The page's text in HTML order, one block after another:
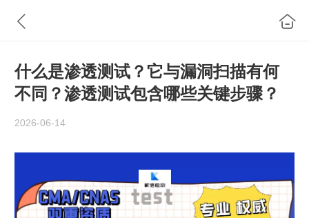
什么是渗透测试？它与漏洞扫描有何
不同？渗透测试包含哪些关键步骤？
2026-06-14